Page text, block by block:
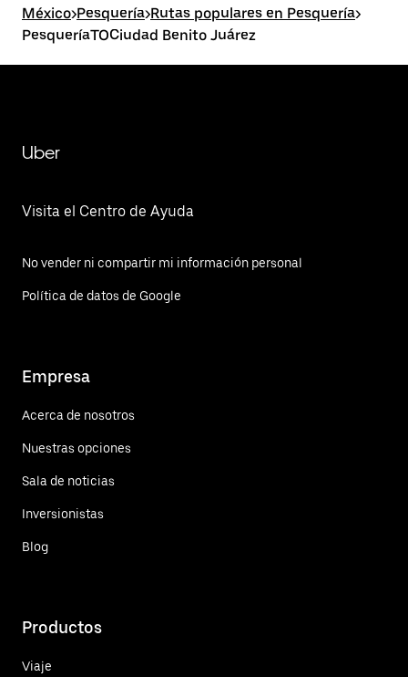
México>Pesquería>Rutas populares en Pesquería>
PesqueríaTOCiudad Benito Juárez
Uber
Visita el Centro de Ayuda
No vender ni compartir mi información personal
Política de datos de Google
Empresa
Acerca de nosotros
Nuestras opciones
Sala de noticias
Inversionistas
Blog
Productos
Viaje